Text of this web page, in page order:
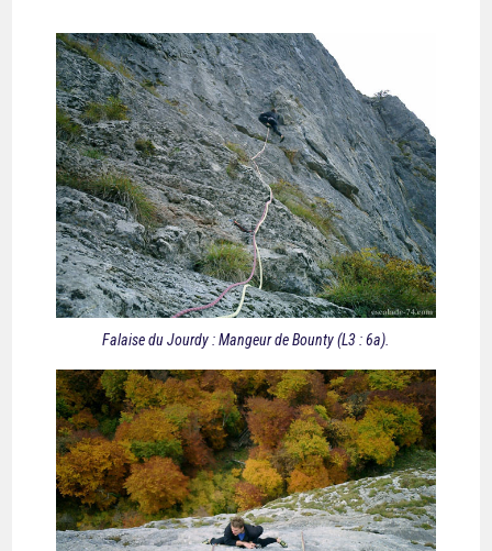
Falaise du Jourdy : Mangeur de Bounty (L3 : 6a).